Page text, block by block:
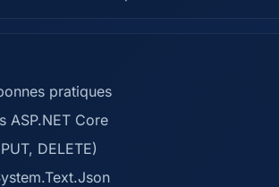
pratiques
ASP.NET Core
DELETE)